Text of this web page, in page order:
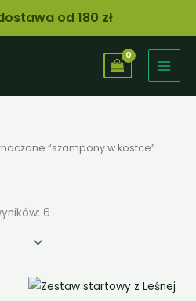
od 180 zł
“szampony w kostce”
6